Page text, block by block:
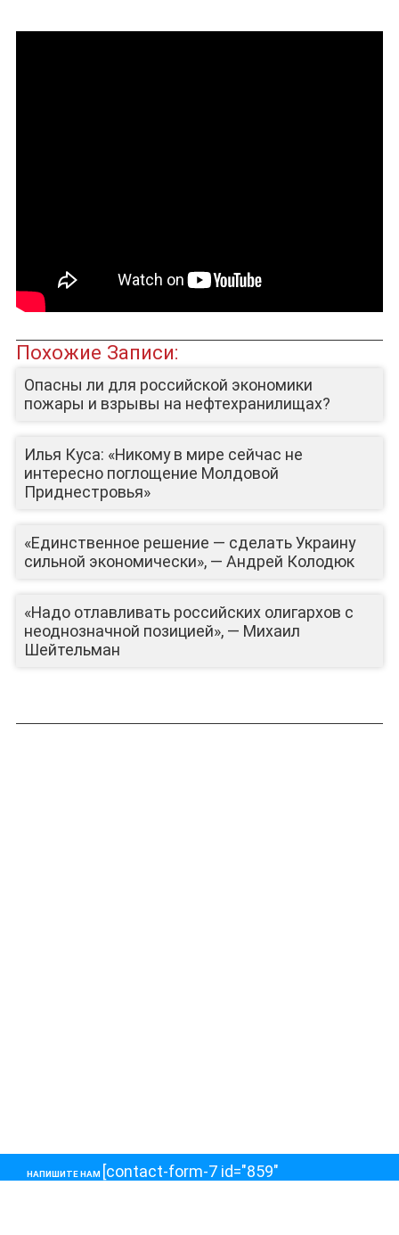
ЮТУБ-КАНАЛ
Похожие Записи:
Опасны ли для российской экономики
пожары и взрывы на нефтехранилищах?
Илья Куса: «Никому в мире сейчас не
интересно поглощение Молдовой
Приднестровья»
«Единственное решение — сделать Украину
сильной экономически», — Андрей Колодюк
«Надо отлавливать российских олигархов с
неоднозначной позицией», — Михаил
Шейтельман
НАПИШИТЕ НАМ [contact-form-7 id="859"